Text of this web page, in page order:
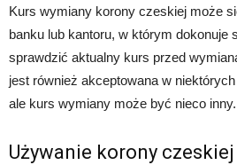
Kurs wymiany korony czeskiej może
banku lub kantoru, w którym dokonuje
sprawdzić aktualny kurs przed
jest również akceptowana w
ale kurs wymiany może być nieco inny.
Używanie korony czeskiej